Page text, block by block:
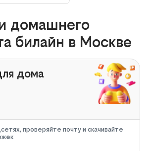
домашнего
билайн в Москве
дома
проверяйте почту и скачивайте